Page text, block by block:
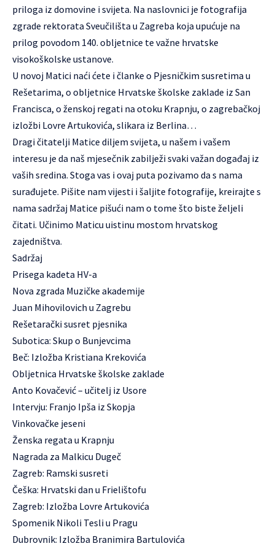
priloga iz domovine i svijeta. Na naslovnici je fotografija
zgrade rektorata Sveučilišta u Zagreba koja upućuje na
prilog povodom 140. obljetnice te važne hrvatske
visokoškolske ustanove.
U novoj Matici naći ćete i članke o Pjesničkim susretima u
Rešetarima, o obljetnice Hrvatske školske zaklade iz San
Francisca, o ženskoj regati na otoku Krapnju, o zagrebačkoj
izložbi Lovre Artukovića, slikara iz Berlina…
Dragi čitatelji Matice diljem svijeta, u našem i vašem
interesu je da naš mjesečnik zabilježi svaki važan događaj iz
vaših sredina. Stoga vas i ovaj puta pozivamo da s nama
surađujete. Pišite nam vijesti i šaljite fotografije, kreirajte s
nama sadržaj Matice pišući nam o tome što biste željeli
čitati. Učinimo Maticu uistinu mostom hrvatskog
zajedništva.
Sadržaj
Prisega kadeta HV-a
Nova zgrada Muzičke akademije
Juan Mihovilovich u Zagrebu
Rešetarački susret pjesnika
Subotica: Skup o Bunjevcima
Beč: Izložba Kristiana Krekovića
Obljetnica Hrvatske školske zaklade
Anto Kovačević – učitelj iz Usore
Intervju: Franjo Ipša iz Skopja
Vinkovačke jeseni
Ženska regata u Krapnju
Nagrada za Malkicu Dugeč
Zagreb: Ramski susreti
Češka: Hrvatski dan u Frielištofu
Zagreb: Izložba Lovre Artukovića
Spomenik Nikoli Tesli u Pragu
Dubrovnik: Izložba Branimira Bartulovića